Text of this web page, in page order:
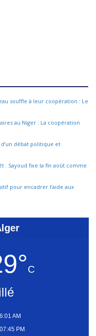
souffle à leur coopération : Le
au Niger : La coopération
débat politique et
: Sayoud fixe la fin août comme
pour encadrer l’aide aux
C
AM
PM